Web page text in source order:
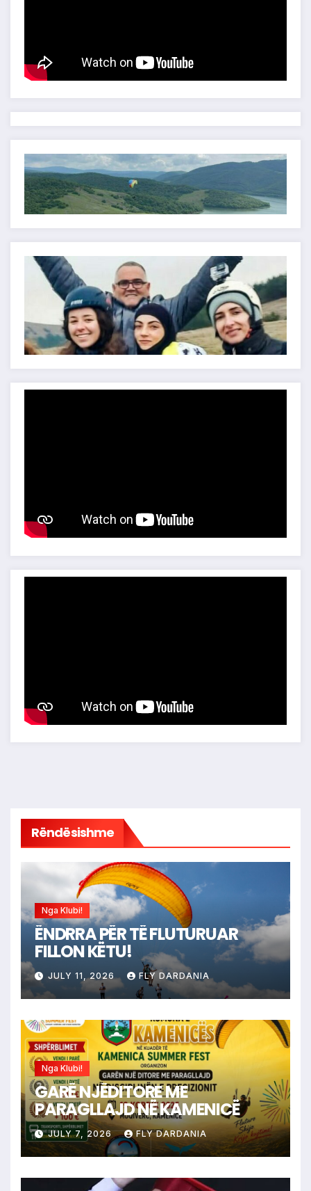
Rëndësishme
Nga Klubi!
ËNDRRA PËR TË FLUTURUAR
FILLON KËTU!
JULY 11, 2026 FLY DARDANIA
Nga Klubi!
GARË NJËDITORE ME
PARAGLLAJD NË KAMENICË
JULY 7, 2026 FLY DARDANIA